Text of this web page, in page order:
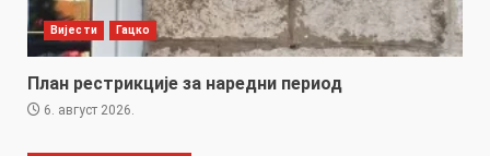
Вијести Гацко
План рестрикције за наредни период
6. август 2026.